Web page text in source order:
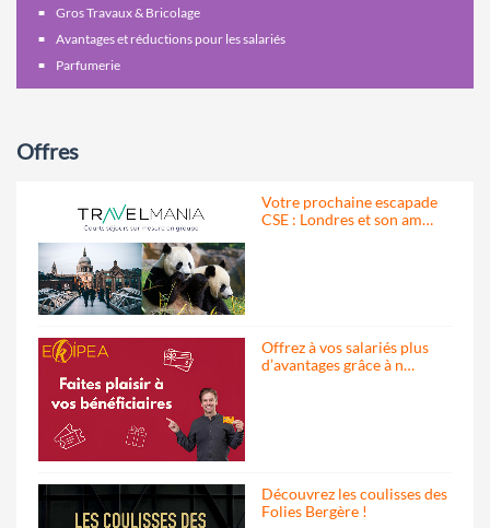
Gros Travaux & Bricolage
Avantages et réductions pour les salariés
Parfumerie
Offres
Votre prochaine escapade
CSE : Londres et son am…
Offrez à vos salariés plus
d’avantages grâce à n…
Découvrez les coulisses des
Folies Bergère !